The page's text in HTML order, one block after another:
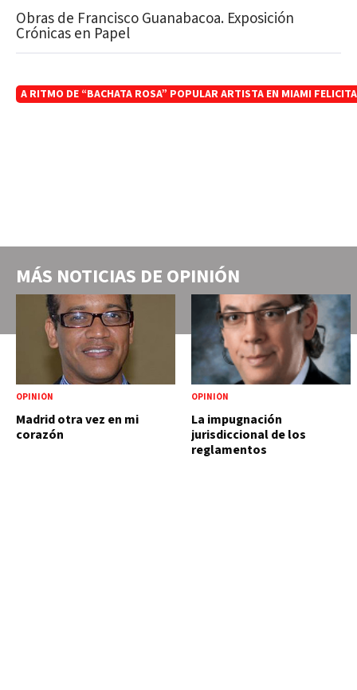
Obras de Francisco Guanabacoa. Exposición
Crónicas en Papel
A RITMO DE “BACHATA ROSA” POPULAR ARTISTA EN MIAMI
MÁS NOTICIAS DE OPINIÓN
OPINIÓN
Madrid otra vez en mi
corazón
OPINIÓN
La impugnación
jurisdiccional de los
reglamentos